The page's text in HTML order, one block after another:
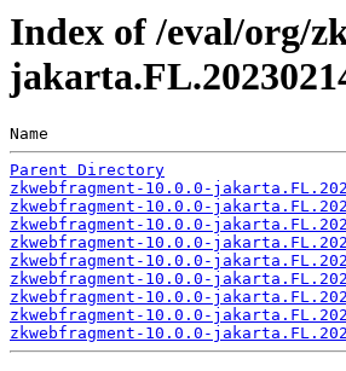
Index of /eval/org/
Name
Parent Directory
zkwebfragment-10.0.0-
zkwebfragment-10.0.0-
zkwebfragment-10.0.0-
zkwebfragment-10.0.0-
zkwebfragment-10.0.0-
zkwebfragment-10.0.0-
zkwebfragment-10.0.0-
zkwebfragment-10.0.0-
zkwebfragment-10.0.0-